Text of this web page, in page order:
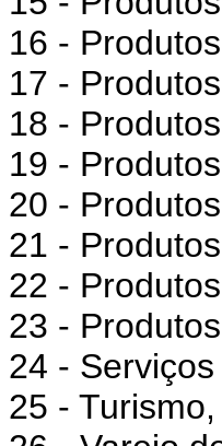
16 -
17 -
18 -
19 -
20 -
21 -
22 -
23 -
24 -
25 -